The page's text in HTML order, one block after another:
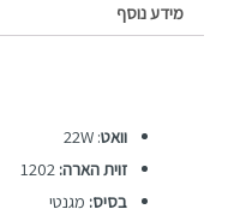
מידע נוסף
וואט: 22W
זוית הארה: 1202
בסיס: מגנטי